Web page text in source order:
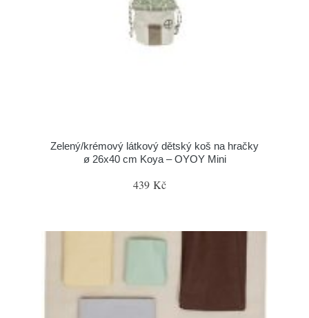
Zelený/krémový látkový dětský koš na hračky
ø 26x40 cm Koya – OYOY Mini
439 Kč